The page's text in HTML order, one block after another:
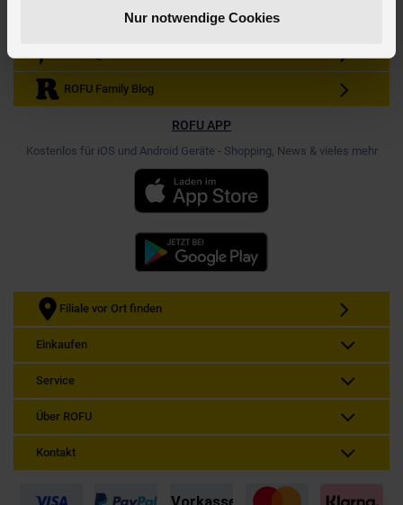
Nur notwendige Cookies
Werde unser Fan auf Facebook
ROFU Family Blog
ROFU APP
Kostenlos für iOS und Android Geräte - Shopping, News & vieles mehr
Filiale vor Ort finden
Einkaufen
Service
Über ROFU
Kontakt